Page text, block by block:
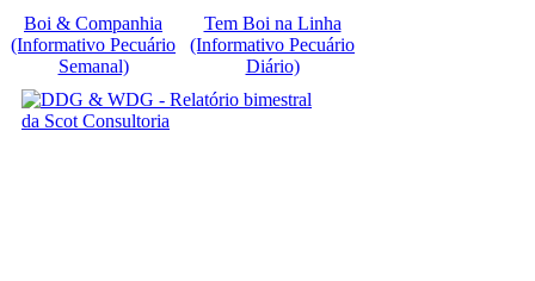
Boi & Companhia
(Informativo Pecuário
Semanal)
Tem Boi na Linha
(Informativo Pecuário
Diário)